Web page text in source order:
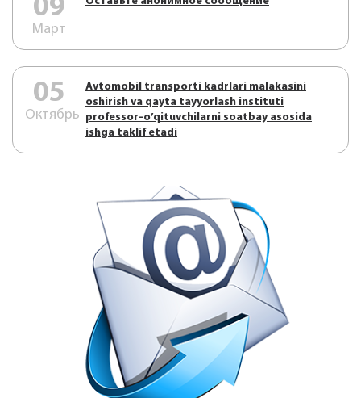
09
Март
05
Октябрь
Аvtоmоbil trаnspоrti kаdrlаri mаlаkаsini
оshirish vа qаytа tаyyorlаsh instituti
prоfеssоr-o’qituvchilаrni sоаtbаy аsоsidа
ishgа tаklif etаdi